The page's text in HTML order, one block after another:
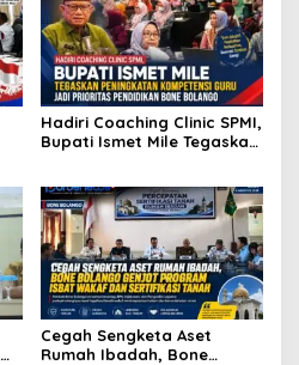
Hadiri Coaching Clinic SPMI,
Bupati Ismet Mile Tegaskan
Pendidikan Bone Bolango
Cegah Sengketa Aset
Rumah Ibadah, Bone